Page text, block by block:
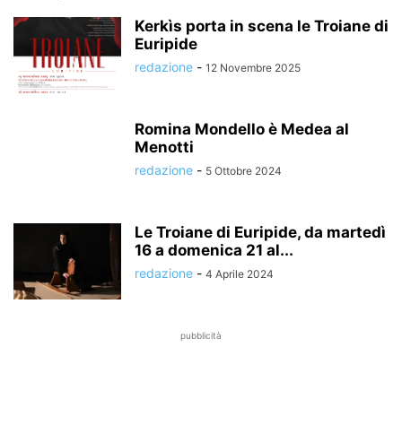
Kerkìs porta in scena le Troiane di
Euripide
redazione - 12 Novembre 2025
Romina Mondello è Medea al
Menotti
redazione - 5 Ottobre 2024
Le Troiane di Euripide, da martedì
16 a domenica 21 al...
redazione - 4 Aprile 2024
pubblicità